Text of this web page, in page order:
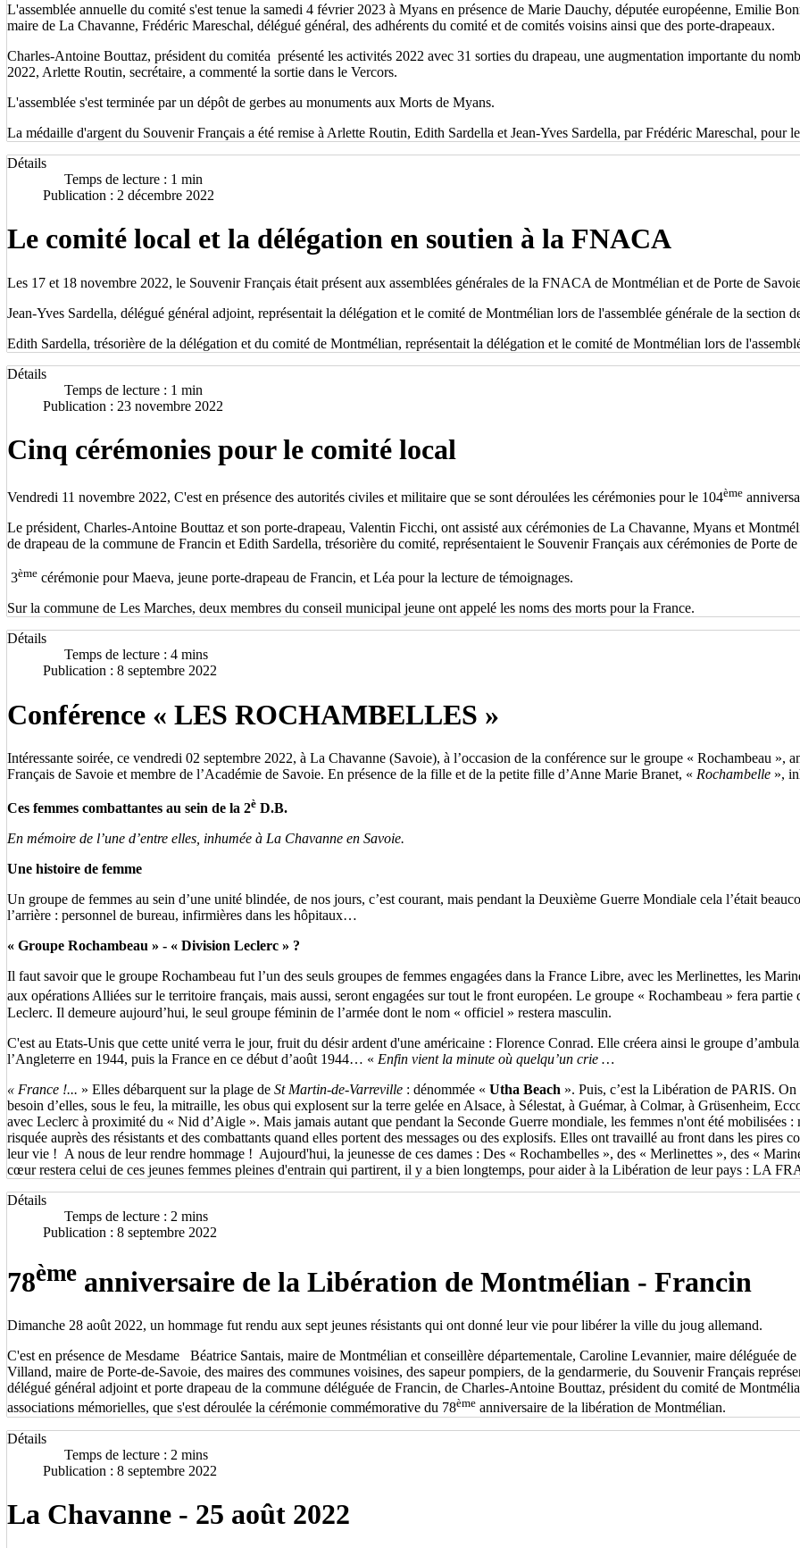
L'assemblée annuelle du comité s'est tenue la samedi 4 février 2023 à Myans en présence de Marie Dauchy, députée européenne, Emilie
maire de La Chavanne, Frédéric Mareschal, délégué général, des adhérents du comité et de comités voisins ainsi que des porte-drapeaux.
Charles-Antoine Bouttaz, président du comitéa présenté les activités 2022 avec 31 sorties du drapeau, une augmentation importante du
2022, Arlette Routin, secrétaire, a commenté la sortie dans le Vercors.
L'assemblée s'est terminée par un dépôt de gerbes au monuments aux Morts de Myans.
La médaille d'argent du Souvenir Français a été remise à Arlette Routin, Edith Sardella et Jean-Yves Sardella, par Frédéric Mareschal, pour
Détails
Temps de lecture : 1 min
Publication : 2 décembre 2022
Le comité local et la délégation en soutien à la FNACA
Les 17 et 18 novembre 2022, le Souvenir Français était présent aux assemblées générales de la FNACA de Montmélian et de Porte de
Jean-Yves Sardella, délégué général adjoint, représentait la délégation et le comité de Montmélian lors de l'assemblée générale de la section
Edith Sardella, trésorière de la délégation et du comité de Montmélian, représentait la délégation et le comité de Montmélian lors de
Détails
Temps de lecture : 1 min
Publication : 23 novembre 2022
Cinq cérémonies pour le comité local
Vendredi 11 novembre 2022, C'est en présence des autorités civiles et militaire que se sont déroulées les cérémonies pour le 104ème
Le président, Charles-Antoine Bouttaz et son porte-drapeau, Valentin Ficchi, ont assisté aux cérémonies de La Chavanne, Myans et
de drapeau de la commune de Francin et Edith Sardella, trésorière du comité, représentaient le Souvenir Français aux cérémonies de Porte
3ème cérémonie pour Maeva, jeune porte-drapeau de Francin, et Léa pour la lecture de témoignages.
Sur la commune de Les Marches, deux membres du conseil municipal jeune ont appelé les noms des morts pour la France.
Détails
Temps de lecture : 4 mins
Publication : 8 septembre 2022
Conférence « LES ROCHAMBELLES »
Intéressante soirée, ce vendredi 02 septembre 2022, à La Chavanne (Savoie), à l’occasion de la conférence sur le groupe « Rochambeau
Français de Savoie et membre de l’Académie de Savoie. En présence de la fille et de la petite fille d’Anne Marie Branet, « Rochambelle »,
Ces femmes combattantes au sein de la 2è D.B.
En mémoire de l’une d’entre elles, inhumée à La Chavanne en Savoie.
Une histoire de femme
Un groupe de femmes au sein d’une unité blindée, de nos jours, c’est courant, mais pendant la Deuxième Guerre Mondiale cela l’était
l’arrière : personnel de bureau, infirmières dans les hôpitaux…
« Groupe Rochambeau » - « Division Leclerc » ?
Il faut savoir que le groupe Rochambeau fut l’un des seuls groupes de femmes engagées dans la France Libre, avec les Merlinettes, les
aux opérations Alliées sur le territoire français, mais aussi, seront engagées sur tout le front européen. Le groupe « Rochambeau » fera partie
Leclerc. Il demeure aujourd’hui, le seul groupe féminin de l’armée dont le nom « officiel » restera masculin.
C'est au Etats-Unis que cette unité verra le jour, fruit du désir ardent d'une américaine : Florence Conrad. Elle créera ainsi le groupe
l’Angleterre en 1944, puis la France en ce début d’août 1944… « Enfin vient la minute où quelqu’un crie …
« France !... » Elles débarquent sur la plage de St Martin-de-Varreville : dénommée « Utha Beach ». Puis, c’est la Libération de PARIS.
besoin d’elles, sous le feu, la mitraille, les obus qui explosent sur la terre gelée en Alsace, à Sélestat, à Guémar, à Colmar, à Grüsenheim,
avec Leclerc à proximité du « Nid d’Aigle ». Mais jamais autant que pendant la Seconde Guerre mondiale, les femmes n'ont été mobilisées
risquée auprès des résistants et des combattants quand elles portent des messages ou des explosifs. Elles ont travaillé au front dans les pires
leur vie ! A nous de leur rendre hommage ! Aujourd'hui, la jeunesse de ces dames : Des « Rochambelles », des « Merlinettes », des «
cœur restera celui de ces jeunes femmes pleines d'entrain qui partirent, il y a bien longtemps, pour aider à la Libération de leur pays : LA
Détails
Temps de lecture : 2 mins
Publication : 8 septembre 2022
78ème anniversaire de la Libération de Montmélian - Francin
Dimanche 28 août 2022, un hommage fut rendu aux sept jeunes résistants qui ont donné leur vie pour libérer la ville du joug allemand.
C'est en présence de Mesdame Béatrice Santais, maire de Montmélian et conseillère départementale, Caroline Levannier, maire déléguée
Villand, maire de Porte-de-Savoie, des maires des communes voisines, des sapeur pompiers, de la gendarmerie, du Souvenir Français
délégué général adjoint et porte drapeau de la commune déléguée de Francin, de Charles-Antoine Bouttaz, président du comité de
associations mémorielles, que s'est déroulée la cérémonie commémorative du 78ème anniversaire de la libération de Montmélian.
Détails
Temps de lecture : 2 mins
Publication : 8 septembre 2022
La Chavanne - 25 août 2022